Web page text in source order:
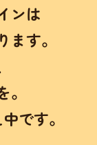
ンは
す。
です。